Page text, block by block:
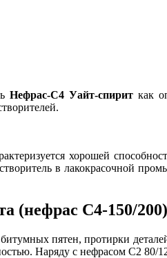
Нефрас-С4 Уайт-спирит как
хорошей
в лакокрасочной
(нефрас С4-150/200)
пятен, протирки
Наряду с нефрасом С2 80/